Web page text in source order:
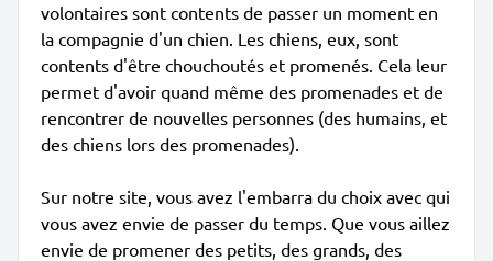
volontaires sont contents de passer un moment en
la compagnie d'un chien. Les chiens, eux, sont
contents d'être chouchoutés et promenés. Cela leur
permet d'avoir quand même des promenades et de
rencontrer de nouvelles personnes (des humains, et
des chiens lors des promenades).
Sur notre site, vous avez l'embarra du choix avec qui
vous avez envie de passer du temps. Que vous aillez
envie de promener des petits, des grands, des